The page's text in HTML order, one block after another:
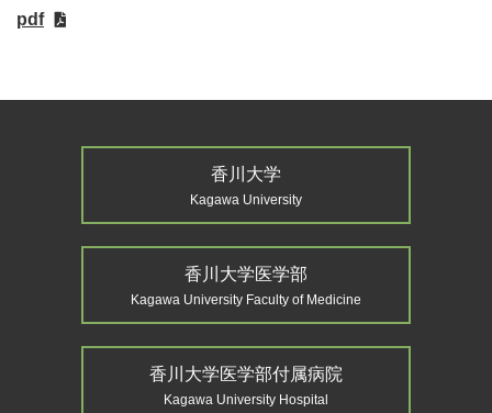
pdf
香川大学
Kagawa University
香川大学医学部
Kagawa University Faculty of Medicine
香川大学医学部付属病院
Kagawa University Hospital